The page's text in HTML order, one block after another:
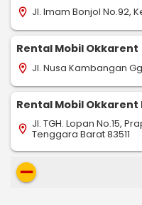
location_on Jl. Imam Bonjol No.92,
Rental Mobil Okkarent
location_on Jl. Nusa Kambangan Gg.
Rental Mobil Okkarent
location_on Jl. TGH. Lopan No.15,
Tenggara Barat 83511
remove